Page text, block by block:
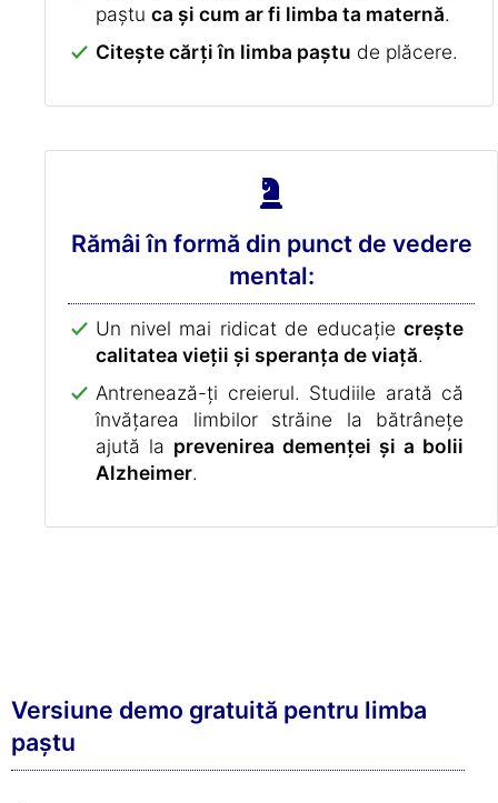
paștu ca și cum ar fi limba ta maternă.
Citește cărți în limba paștu de plăcere.
Rămâi în formă din punct de vedere
mental:
Un nivel mai ridicat de educație crește
calitatea vieții și speranța de viață.
Antrenează-ți creierul. Studiile arată că
învățarea limbilor străine la bătrânețe
ajută la prevenirea demenței și a bolii
Alzheimer.
Versiune demo gratuită pentru limba
paștu